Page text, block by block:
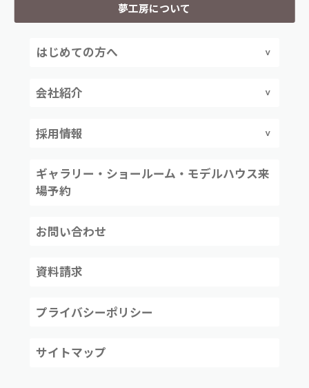
夢工房について
はじめての方へ
会社紹介
採用情報
ギャラリー・ショールーム・モデルハウス来
場予約
お問い合わせ
資料請求
プライバシーポリシー
サイトマップ